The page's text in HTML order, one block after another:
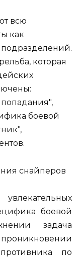
всю
как
которая
попадания",
боевой
боевой
задача
по